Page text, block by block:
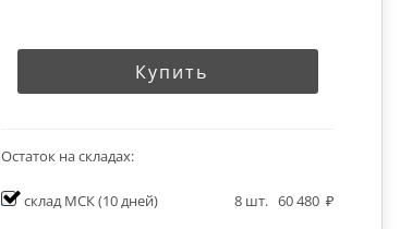
Купить
Остаток на складах:
склад МСК(10 дней) 8 шт. 60 480